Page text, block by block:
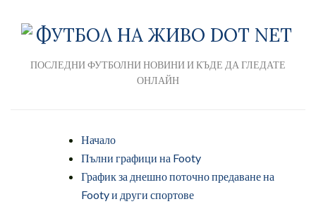
ПОСЛЕДНИ ФУТБОЛНИ НОВИНИ И КЪДЕ ДА ГЛЕДАТЕ
ОНЛАЙН
Начало
Пълни графици на Footy
График за днешно поточно предаване на
Footy и други спортове